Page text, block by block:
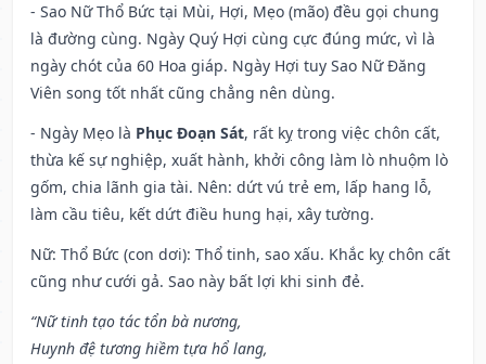
- Sao Nữ Thổ Bức tại Mùi, Hợi, Mẹo (mão) đều gọi chung
là đường cùng. Ngày Quý Hợi cùng cực đúng mức, vì là
ngày chót của 60 Hoa giáp. Ngày Hợi tuy Sao Nữ Đăng
Viên song tốt nhất cũng chẳng nên dùng.
- Ngày Mẹo là Phục Đoạn Sát, rất kỵ trong việc chôn cất,
thừa kế sự nghiệp, xuất hành, khởi công làm lò nhuộm lò
gốm, chia lãnh gia tài. Nên: dứt vú trẻ em, lấp hang lỗ,
làm cầu tiêu, kết dứt điều hung hại, xây tường.
Nữ: Thổ Bức (con dơi): Thổ tinh, sao xấu. Khắc kỵ chôn cất
cũng như cưới gả. Sao này bất lợi khi sinh đẻ.
“Nữ tinh tạo tác tổn bà nương,
Huynh đệ tương hiềm tựa hổ lang,